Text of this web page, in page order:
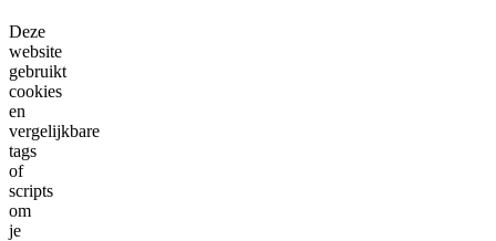
Deze
website
gebruikt
cookies
en
vergelijkbare
tags
of
scripts
om
je